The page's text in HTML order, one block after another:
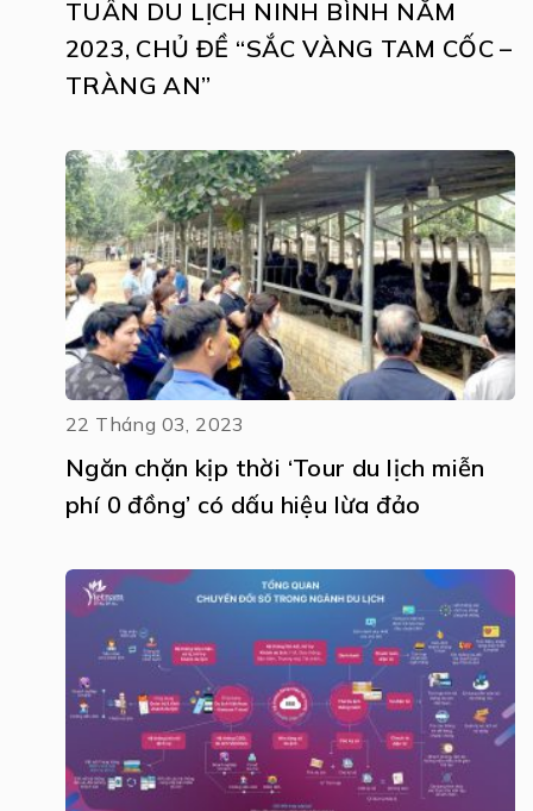
TUẦN DU LỊCH NINH BÌNH NĂM
2023, CHỦ ĐỀ “SẮC VÀNG TAM CỐC –
TRÀNG AN”
22 Tháng 03, 2023
Ngăn chặn kịp thời ‘Tour du lịch miễn
phí 0 đồng’ có dấu hiệu lừa đảo